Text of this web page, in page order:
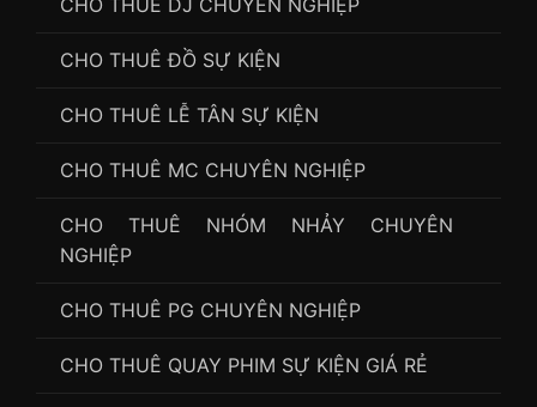
CHO THUÊ DJ CHUYÊN NGHIỆP
CHO THUÊ ĐỒ SỰ KIỆN
CHO THUÊ LỄ TÂN SỰ KIỆN
CHO THUÊ MC CHUYÊN NGHIỆP
CHO THUÊ NHÓM NHẢY CHUYÊN
NGHIỆP
CHO THUÊ PG CHUYÊN NGHIỆP
CHO THUÊ QUAY PHIM SỰ KIỆN GIÁ RẺ